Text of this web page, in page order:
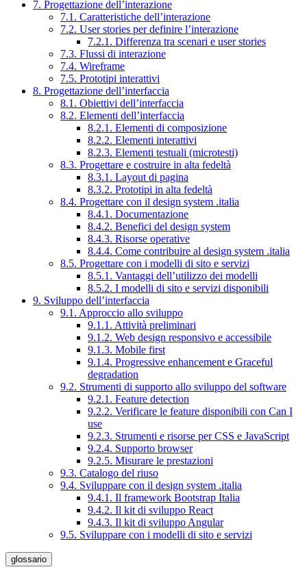
7. Progettazione dell’interazione
7.1. Caratteristiche dell’interazione
7.2. User stories per definire l’interazione
7.2.1. Differenza tra scenari e user stories
7.3. Flussi di interazione
7.4. Wireframe
7.5. Prototipi interattivi
8. Progettazione dell’interfaccia
8.1. Obiettivi dell’interfaccia
8.2. Elementi dell’interfaccia
8.2.1. Elementi di composizione
8.2.2. Elementi interattivi
8.2.3. Elementi testuali (microtesti)
8.3. Progettare e costruire in alta fedeltà
8.3.1. Layout di pagina
8.3.2. Prototipi in alta fedeltà
8.4. Progettare con il design system .italia
8.4.1. Documentazione
8.4.2. Benefici del design system
8.4.3. Risorse operative
8.4.4. Come contribuire al design system .italia
8.5. Progettare con i modelli di sito e servizi
8.5.1. Vantaggi dell’utilizzo dei modelli
8.5.2. I modelli di sito e servizi disponibili
9. Sviluppo dell’interfaccia
9.1. Approccio allo sviluppo
9.1.1. Attività preliminari
9.1.2. Web design responsivo e accessibile
9.1.3. Mobile first
9.1.4. Progressive enhancement e Graceful
degradation
9.2. Strumenti di supporto allo sviluppo del software
9.2.1. Feature detection
9.2.2. Verificare le feature disponibili con Can I
use
9.2.3. Strumenti e risorse per CSS e JavaScript
9.2.4. Supporto browser
9.2.5. Misurare le prestazioni
9.3. Catalogo del riuso
9.4. Sviluppare con il design system .italia
9.4.1. Il framework Bootstrap Italia
9.4.2. Il kit di sviluppo React
9.4.3. Il kit di sviluppo Angular
9.5. Sviluppare con i modelli di sito e servizi
glossario